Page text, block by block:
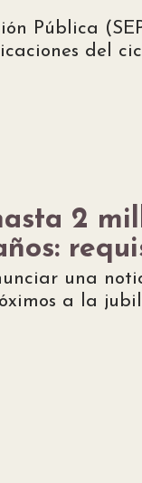
Pública
del
2
una
a la